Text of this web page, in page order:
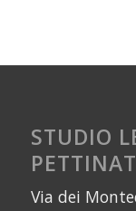
STUDIO
Via dei